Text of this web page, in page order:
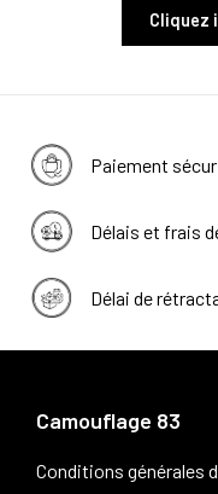
Cliquez
Paiement
Délais et frais
Délai de
Camouflage 83
Conditions générales